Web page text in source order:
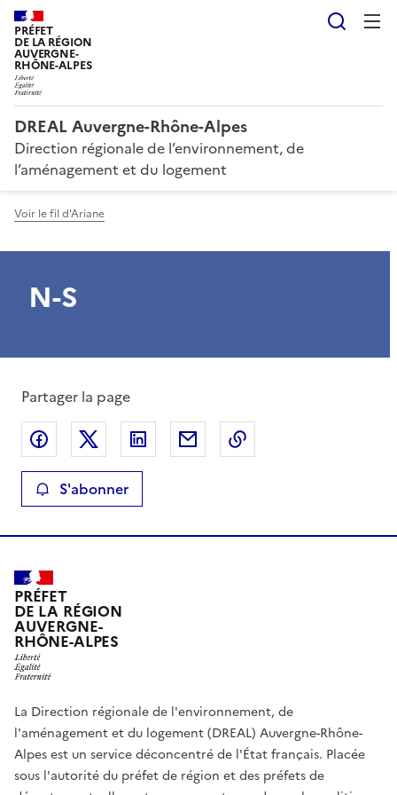
PRÉFET
DE LA RÉGION
AUVERGNE-
RHÔNE-ALPES
DREAL Auvergne-Rhône-Alpes
Direction régionale de l’environnement, de
l’aménagement et du logement
Voir le fil d'Ariane
N-S
Partager la page
Partager sur Facebook
Partager sur XPartager sur LinkedIn
Partager par email
S'abonner
PRÉFET
DE LA RÉGION
AUVERGNE-
RHÔNE-ALPES
La Direction régionale de l'environnement, de
l'aménagement et du logement (DREAL) Auvergne-Rhône-
Alpes est un service déconcentré de l'État français. Placée
sous l'autorité du préfet de région et des préfets de